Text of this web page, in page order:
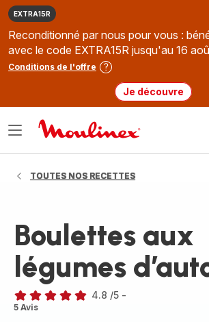
EXTRA15R
Reconditionné par nous pour vous :
avec le code EXTRA15R jusqu'au 16
Conditions de l'offre
Je découvre
Ouvrir
TOUTES NOS RECETTES
Boulettes aux
légumes
ratings.4.8
4.8 /5 -
5 Avis